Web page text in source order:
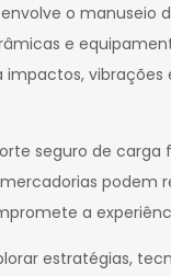
o manuseio
e
impactos,
seguro de
podem
a
estratégias,